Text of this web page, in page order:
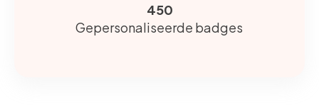
450
Gepersonaliseerde badges